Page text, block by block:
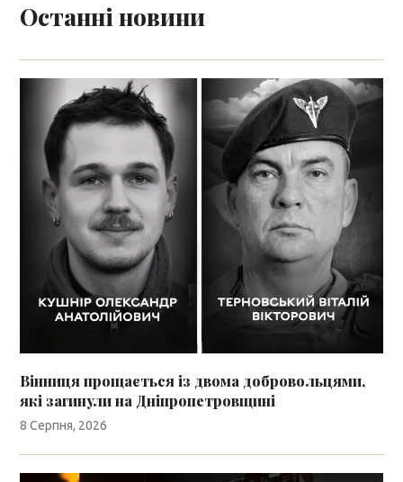
Останні новини
Вінниця прощається із двома добровольцями,
які загинули на Дніпропетровщині
8 Серпня, 2026